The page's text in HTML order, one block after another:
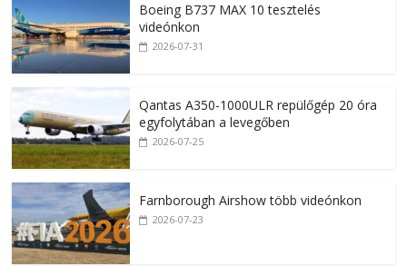
Boeing B737 MAX 10 tesztelés
videónkon
2026-07-31
Qantas A350-1000ULR repülőgép 20 óra
egyfolytában a levegőben
2026-07-25
Farnborough Airshow több videónkon
2026-07-23